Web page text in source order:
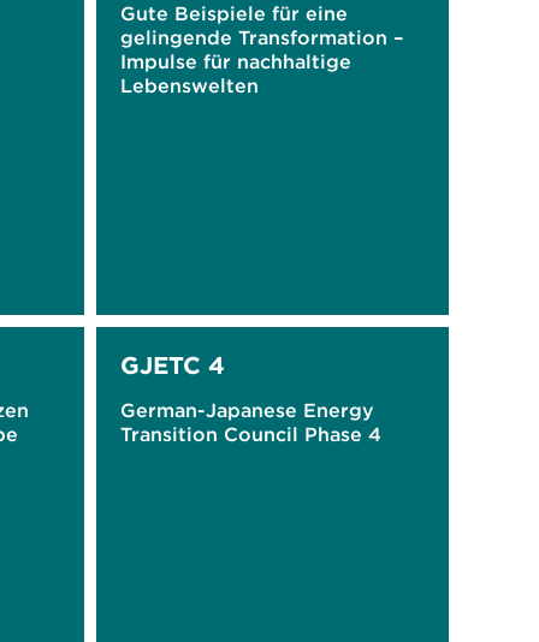
Gute Beispiele für eine
gelingende Transformation –
Impulse für nachhaltige
Lebenswelten
GJETC 4
German-Japanese Energy
Transition Council Phase 4